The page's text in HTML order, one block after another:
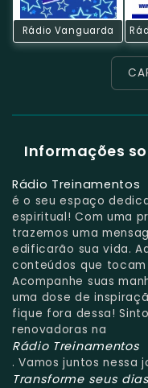
Rádio Vanguarda
Informações
Rádio Treinamentos
é o seu espaço
espiritual! Com uma
trazemos uma
edificarão sua vida.
conteúdos que
Acompanhe suas
uma dose de
fique fora dessa!
renovadoras na
Rádio Treinamentos
. Vamos juntos nessa
Transforme seus